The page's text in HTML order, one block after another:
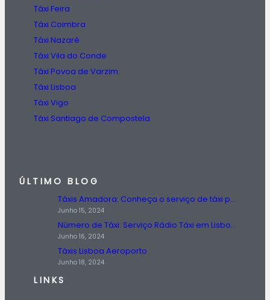
Táxi Feira
Táxi Coimbra
Táxi Nazaré
Táxi Vila do Conde
Táxi Povoa de Varzim
Táxi Lisboa
Táxi Vigo
Táxi Santiago de Compostela
ÚLTIMO BLOG
Táxis Amadora: Conheça o serviço de táxi prestado na região da Amadora.
Junho 15, 2024
Número de Táxi: Serviço Rádio Táxi em Lisboa, Entre em Contato Agora!
Junho 16, 2024
Táxis Lisboa Aeroporto
Junho 18, 2024
LINKS